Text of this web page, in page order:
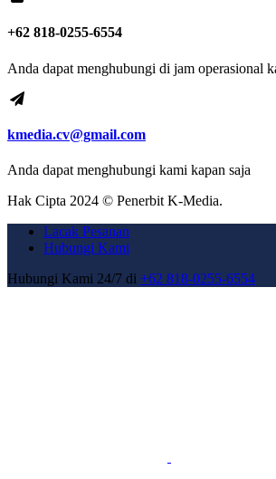
+62 818-0255-6554
Anda dapat menghubungi di jam operasional
kmedia.cv@gmail.com
Anda dapat menghubungi kami kapan saja
Hak Cipta 2024 © Penerbit K-Media.
Lacak Pesanan
Hubungi Kami
Hubungi Kami 24/7 di +62 818-0255-6554